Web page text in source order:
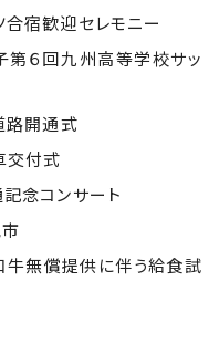
宿歓迎セレモニー
６回九州高等学校サッ
開通式
付式
念コンサート
無償提供に伴う給食試